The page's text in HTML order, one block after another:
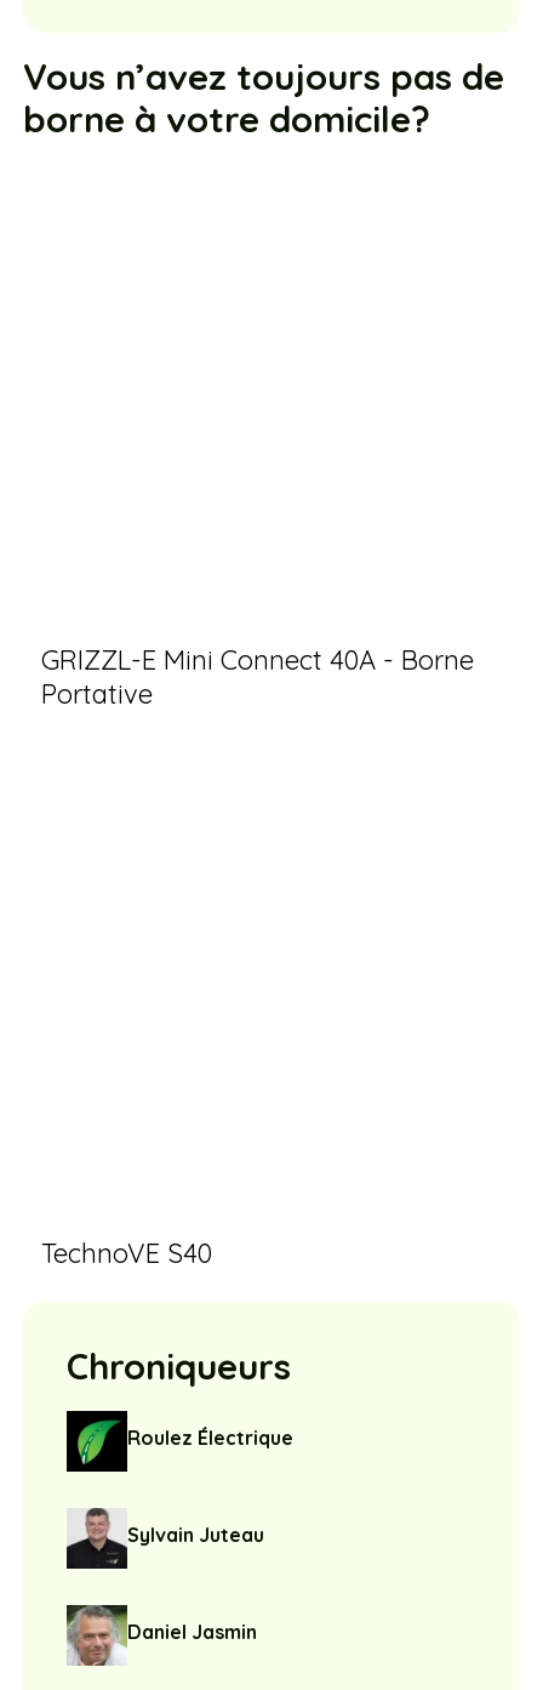
Vous n’avez toujours pas de
borne à votre domicile?
GRIZZL-E Mini Connect 40A - Borne
Portative
TechnoVE S40
Chroniqueurs
Roulez Électrique
Sylvain Juteau
Daniel Jasmin